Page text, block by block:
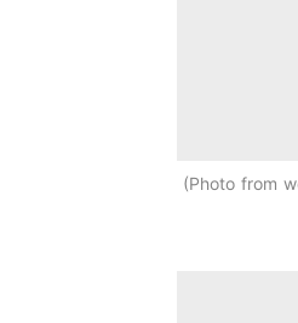
Photo from